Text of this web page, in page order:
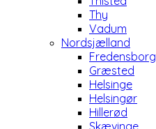
Thy
Vadum
Nordsjælland
Fredensborg
Græsted
Helsinge
Helsingør
Hillerød
Skævinge